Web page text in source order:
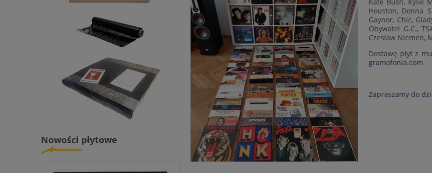
Nowości płytowe
Houston, Donna
Gaynor, Chic,
Obywatel G.C.,
Czesław Niemen,
Dostawę płyt z
gramofonia.com
Zapraszamy do